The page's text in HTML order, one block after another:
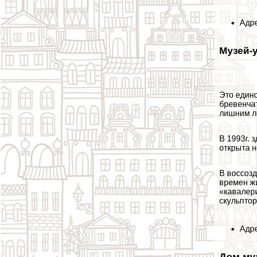
Музей-
Это
лишним
В 1993г.
открыта
В
времен